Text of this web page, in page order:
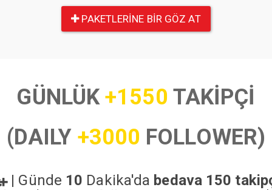
PAKETLERINE BIR GÖZ AT
GÜNLÜK+1550 TAKİPÇİ
(DAILY +3000 FOLLOWER)
| Günde 10 Dakika'da bedava 150